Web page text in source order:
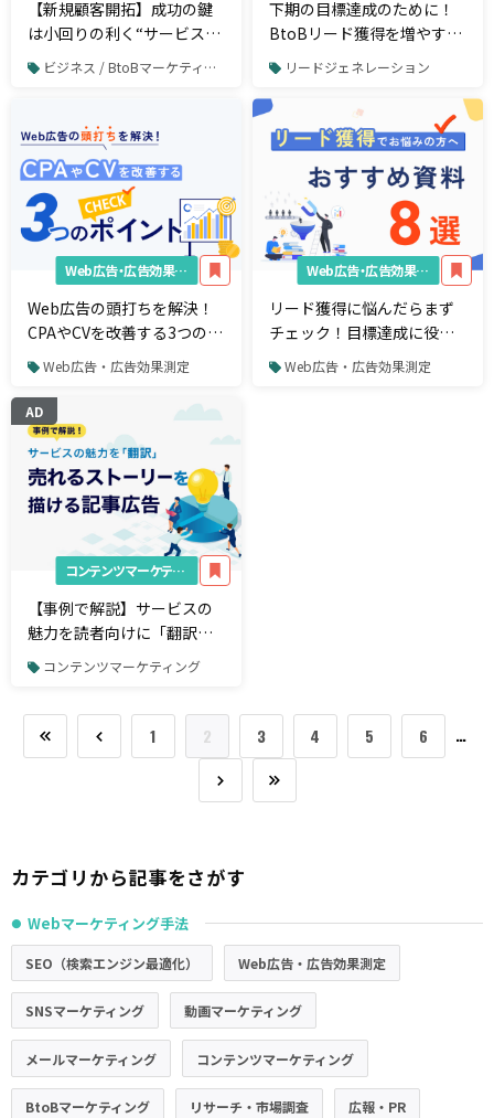
【新規顧客開拓】成功の鍵
は小回りの利く“サービスサ
イト”と、ちょうどいいプロ
のサポート
ビジネス / BtoBマーケティング
下期の目標達成のために！
BtoBリード獲得を増やす戦
略と戦術
リードジェネレーション
Web広告・広告効果測定
Web広告の頭打ちを解決！
CPAやCVを改善する3つのチ
ェックポイント
Web広告・広告効果測定
Web広告・広告効果測定
リード獲得に悩んだらまず
チェック！目標達成に役立
つ、おすすめ資料まとめ
Web広告・広告効果測定
AD
コンテンツマーケティング
【事例で解説】サービスの
魅力を読者向けに「翻訳」
する。売れるストーリーを
描ける記事広告
コンテンツマーケティング
1 2 3 4 5 6 …
カテゴリから記事をさがす
● Webマーケティング手法
SEO（検索エンジン最適化） Web広告・広告効果測定
SNSマーケティング 動画マーケティング
メールマーケティング コンテンツマーケティング
BtoBマーケティング リサーチ・市場調査 広報・PR